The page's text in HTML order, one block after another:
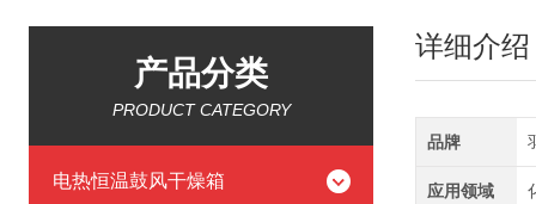
产品分类
PRODUCT CATEGORY
电热恒温鼓风干燥箱
详细介绍
品牌
应用领域